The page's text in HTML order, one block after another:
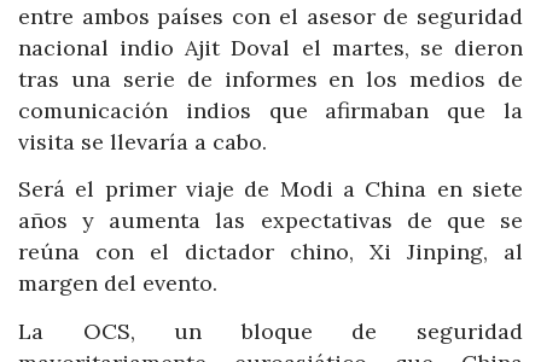
entre ambos países con el asesor de seguridad
nacional indio Ajit Doval el martes, se dieron
tras una serie de informes en los medios de
comunicación indios que afirmaban que la
visita se llevaría a cabo.
Será el primer viaje de Modi a China en siete
años y aumenta las expectativas de que se
reúna con el dictador chino, Xi Jinping, al
margen del evento.
La OCS, un bloque de seguridad